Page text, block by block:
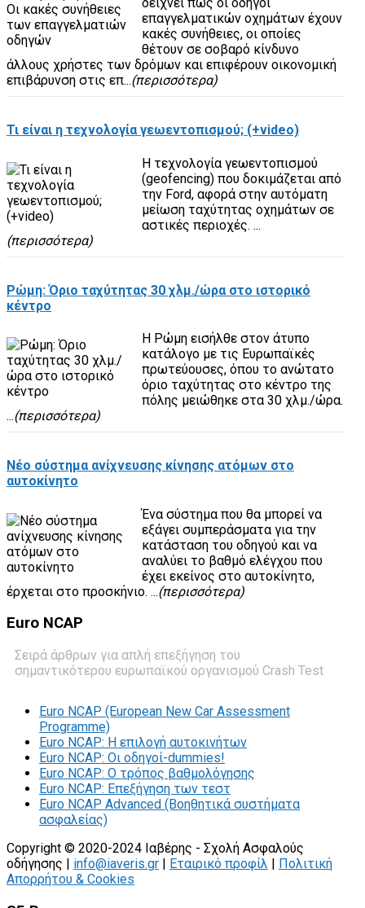
επαγγελματικών οχημάτων έχουν
κακές συνήθειες, οι οποίες
θέτουν σε σοβαρό κίνδυνο
άλλους χρήστες των δρόμων και επιφέρουν οικονομική
επιβάρυνση στις επ...(περισσότερα)
Τι είναι η τεχνολογία γεωεντοπισμού; (+video)
Η τεχνολογία γεωεντοπισμού
(geofencing) που δοκιμάζεται από
την Ford, αφορά στην αυτόματη
μείωση ταχύτητας οχημάτων σε
αστικές περιοχές. ...
(περισσότερα)
Ρώμη: Όριο ταχύτητας 30 χλμ./ώρα στο ιστορικό
κέντρο
H Ρώμη εισήλθε στον άτυπο
κατάλογο με τις Ευρωπαϊκές
πρωτεύουσες, όπου το ανώτατο
όριο ταχύτητας στο κέντρο της
πόλης μειώθηκε στα 30 χλμ./ώρα.
...(περισσότερα)
Νέο σύστημα ανίχνευσης κίνησης ατόμων στο
αυτοκίνητο
Ένα σύστημα που θα μπορεί να
εξάγει συμπεράσματα για την
κατάσταση του οδηγού και να
αναλύει το βαθμό ελέγχου που
έχει εκείνος στο αυτοκίνητο,
έρχεται στο προσκήνιο. ...(περισσότερα)
Euro NCAP
Σειρά άρθρων για απλή επεξήγηση του
σημαντικότερου ευρωπαϊκού οργανισμού Crash Test
Euro NCAP (European New Car Assessment
Programme)
Euro NCAP: Η επιλογή αυτοκινήτων
Euro NCAP: Οι οδηγοί-dummies!
Euro NCAP: O τρόπος βαθμολόγησης
Euro NCAP: Επεξήγηση των τεστ
Euro NCAP Advanced (Βοηθητικά συστήματα
ασφαλείας)
Copyright © 2020-2024 Ιαβέρης - Σχολή Ασφαλούς
οδήγησης | info@iaveris.gr | Εταιρικό προφίλ | Πολιτική
Απορρήτου & Cookies